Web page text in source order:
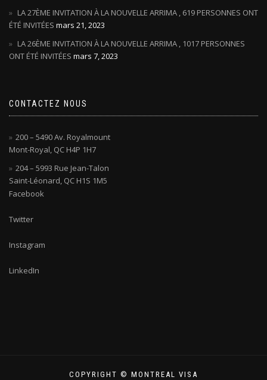
LA 27ÈME INVITATION À LA NOUVELLE ARRIMA , 619 PERSONNES ONT
ÉTÉ INVITÉES mars 21, 2023
LA 26ÈME INVITATION À LA NOUVELLE ARRIMA , 1017 PERSONNES
ONT ÉTÉ INVITÉES mars 7, 2023
CONTACTEZ NOUS
200 – 5490 Av. Royalmount
Mont-Royal, QC H4P 1H7
204 – 5993 Rue Jean-Talon
Saint-Léonard, QC H1S 1M5
Facebook
Twitter
Instagram
LinkedIn
COPYRIGHT © MONTREAL VISA